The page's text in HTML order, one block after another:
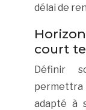
délai de
court
Définir
adapté à